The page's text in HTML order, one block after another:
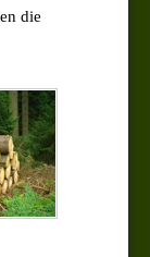
die